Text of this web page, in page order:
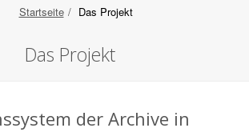
Startseite Das Projekt
Das Projekt
der Archive in